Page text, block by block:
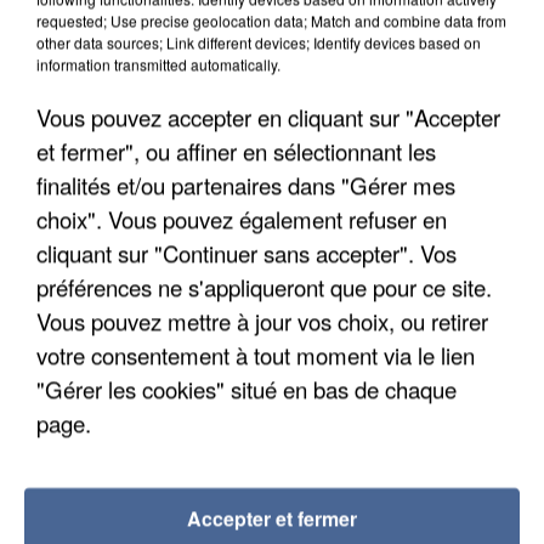
APRÈS TOUTES CES CANICULES, LES REFUGES
DE FAUNE SAUVAGE SONT...
requested; Use precise geolocation data; Match and combine data from
other data sources; Link different devices; Identify devices based on
information transmitted automatically.
Vous pouvez accepter en cliquant sur "Accepter
et fermer", ou affiner en sélectionnant les
finalités et/ou partenaires dans "Gérer mes
choix". Vous pouvez également refuser en
cliquant sur "Continuer sans accepter". Vos
préférences ne s'appliqueront que pour ce site.
Vous pouvez mettre à jour vos choix, ou retirer
votre consentement à tout moment via le lien
"Gérer les cookies" situé en bas de chaque
page.
Accepter et fermer